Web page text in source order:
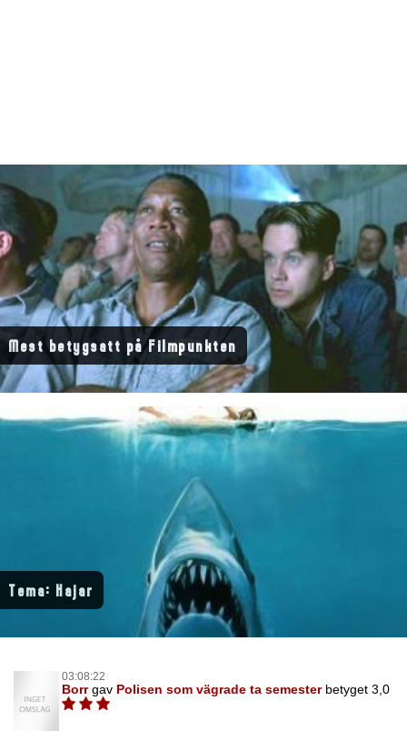
Mest betygsatt på Filmpunkten
Tema: Hajar
03:08:22
Borrgav Polisen som vägrade ta semester betyget 3,0